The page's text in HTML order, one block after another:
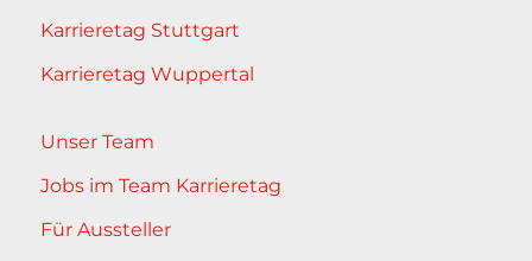
Karrieretag Stuttgart
Karrieretag Wuppertal
Unser Team
Jobs im Team Karrieretag
Für Aussteller